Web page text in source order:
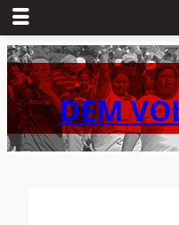
Zum
Inhalt
springenDEM